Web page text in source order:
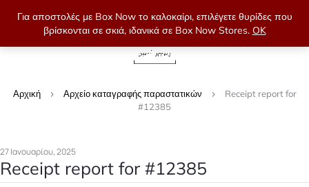
Για αποστολές με Box Now το καλοκαίρι, επιλέγετε θυρίδες που
βρίσκονται σε σκιά, ιδανικά σε Box Now Stores. OK
Αρχική Αρχείο καταγραφής παραστατικών
Receipt report for
#12385
27 Ιανουαρίου, 2025
Receipt report for #12385